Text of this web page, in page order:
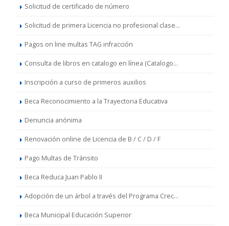
Solicitud de certificado de número
Solicitud de primera Licencia no profesional clase...
Pagos on line multas TAG infracción
Consulta de libros en catalogo en línea (Catalogo...
Inscripción a curso de primeros auxilios
Beca Reconocimiento a la Trayectoria Educativa
Denuncia anónima
Renovación online de Licencia de B / C / D / F
Pago Multas de Tránsito
Beca Reduca Juan Pablo II
Adopción de un árbol a través del Programa Crec...
Beca Municipal Educación Superior